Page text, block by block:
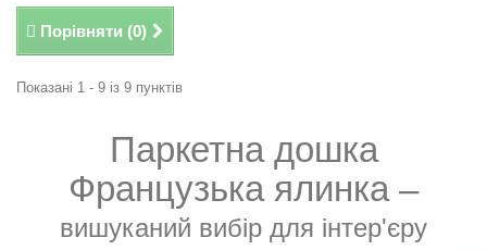
Паркетна дошка
Французька ялинка –
вишуканий вибір для інтер'єру
Порівняти (0)
Показані 1 - 9 із 9 пунктів